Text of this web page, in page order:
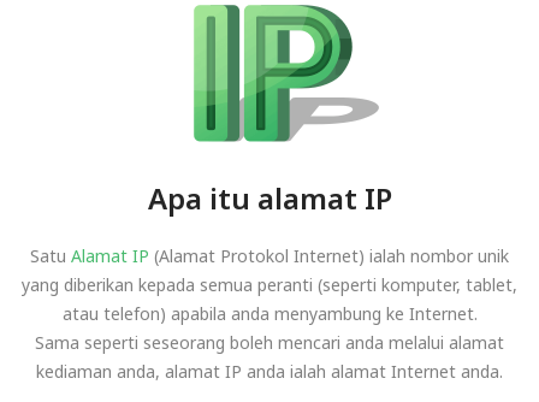
Apa itu alamat IP
Satu Alamat IP (Alamat Protokol Internet) ialah nombor unik
yang diberikan kepada semua peranti (seperti komputer, tablet,
atau telefon) apabila anda menyambung ke Internet.
Sama seperti seseorang boleh mencari anda melalui alamat
kediaman anda, alamat IP anda ialah alamat Internet anda.